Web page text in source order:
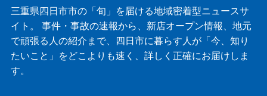
三重県四日市市の「旬」を届ける地域密着型ニュースサ
イト。 事件・事故の速報から、新店オープン情報、地元
で頑張る人の紹介まで、四日市に暮らす人が「今、知り
たいこと」をどこよりも速く、詳しく正確にお届けしま
す。